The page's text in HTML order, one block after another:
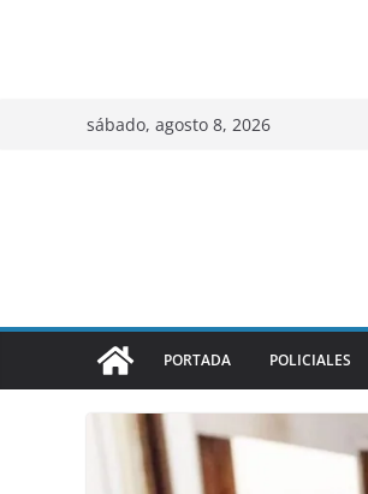
sábado, agosto 8, 2026
PORTADA POLICIALES